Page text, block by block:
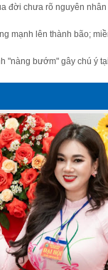
đời chưa rõ nguyên
mạnh lên thành bão;
"nàng bướm" gây chú ý